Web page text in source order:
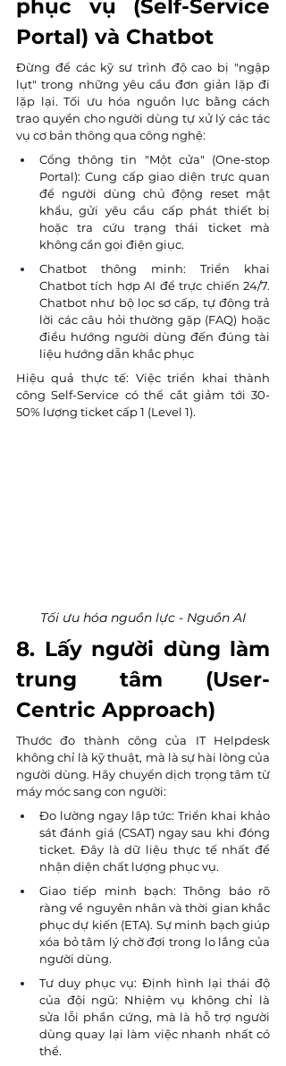
phục vụ (Self-Service
Portal) và Chatbot
Đừng để các kỹ sư trình độ cao bị "ngập
lụt" trong những yêu cầu đơn giản lặp đi
lặp lại. Tối ưu hóa nguồn lực bằng cách
trao quyền cho người dùng tự xử lý các tác
vụ cơ bản thông qua công nghệ:
Cổng thông tin "Một cửa" (One-stop
Portal): Cung cấp giao diện trực quan
để người dùng chủ động reset mật
khẩu, gửi yêu cầu cấp phát thiết bị
hoặc tra cứu trạng thái ticket mà
không cần gọi điện giục.
Chatbot thông minh: Triển khai
Chatbot tích hợp AI để trực chiến 24/7.
Chatbot như bộ lọc sơ cấp, tự động trả
lời các câu hỏi thường gặp (FAQ) hoặc
điều hướng người dùng đến đúng tài
liệu hướng dẫn khắc phục
Hiệu quả thực tế: Việc triển khai thành
công Self-Service có thể cắt giảm tới 30-
50% lượng ticket cấp 1 (Level 1).
Tối ưu hóa nguồn lực - Nguồn AI
8. Lấy người dùng làm
trung tâm (User-
Centric Approach)
Thước đo thành công của IT Helpdesk
không chỉ là kỹ thuật, mà là sự hài lòng của
người dùng. Hãy chuyển dịch trọng tâm từ
máy móc sang con người:
Đo lường ngay lập tức: Triển khai khảo
sát đánh giá (CSAT) ngay sau khi đóng
ticket. Đây là dữ liệu thực tế nhất để
nhận diện chất lượng phục vụ.
Giao tiếp minh bạch: Thông báo rõ
ràng về nguyên nhân và thời gian khắc
phục dự kiến (ETA). Sự minh bạch giúp
xóa bỏ tâm lý chờ đợi trong lo lắng của
người dùng.
Tư duy phục vụ: Định hình lại thái độ
của đội ngũ: Nhiệm vụ không chỉ là
sửa lỗi phần cứng, mà là hỗ trợ người
dùng quay lại làm việc nhanh nhất có
thể.